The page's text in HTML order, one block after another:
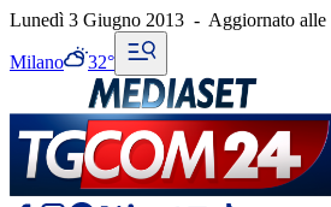
Lunedì 3 Giugno 2013 - Aggiornato alle
Milano 32°